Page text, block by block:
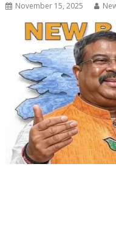
November 15, 2025